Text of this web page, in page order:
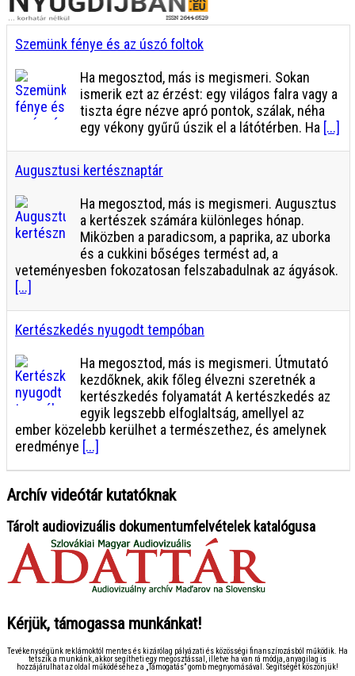
Szemünk fénye és az úszó foltok
Ha megosztod, más is megismeri. Sokan
ismerik ezt az érzést: egy világos falra vagy a
tiszta égre nézve apró pontok, szálak, néha
egy vékony gyűrű úszik el a látótérben. Ha [...]
Augusztusi kertésznaptár
Ha megosztod, más is megismeri. Augusztus
a kertészek számára különleges hónap.
Miközben a paradicsom, a paprika, az uborka
és a cukkini bőséges termést ad, a
veteményesben fokozatosan felszabadulnak az ágyások.
[...]
Kertészkedés nyugodt tempóban
Ha megosztod, más is megismeri. Útmutató
kezdőknek, akik főleg élvezni szeretnék a
kertészkedés folyamatát A kertészkedés az
egyik legszebb elfoglaltság, amellyel az
ember közelebb kerülhet a természethez, és amelynek
eredménye [...]
Archív videótár kutatóknak
Tárolt audiovizuális dokumentumfelvételek katalógusa
Kérjük, támogassa munkánkat!
Tevékenységünk reklámoktól mentes és kizárólag pályázati és közösségi finanszírozásból működik. Ha
tetszik a munkánk, akkor segítheti egy megosztással, illetve ha van rá módja, anyagilag is
hozzájárulhat az oldal működéséhez a „Támogatás” gomb megnyomásával. Segítségét köszönjük!